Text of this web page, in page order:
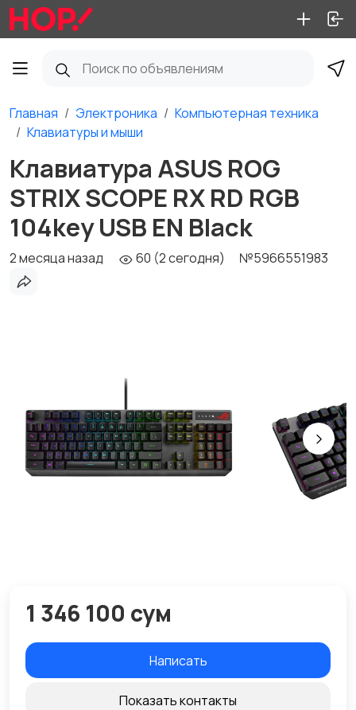
Главная Электроника
Компьютерная техника
Клавиатуры и мыши
Клавиатура ASUS ROG
STRIX SCOPE RX RD RGB
104key USB EN Black
2 месяца назад 60 (2 сегодня) №5966551983
1 346 100 сум
Написать
Показать контакты